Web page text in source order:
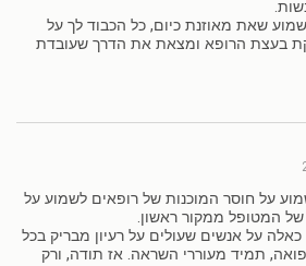
שאת מאוזנת כיום, כל הכבוד לך על
בעצת הרופא ומצאת את הדרך שעובדת
על חוסר המוכנות של רופאים לשמוע על
המטופל ממקור ראשון.
כאלה על אנשים שעולים על רעיון מבריק בכל
תמיד מעוררי השראה. אז תודה, ורק